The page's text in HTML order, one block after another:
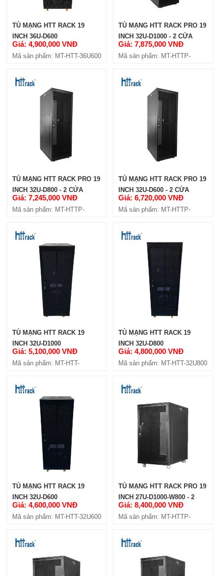
TỦ MẠNG HTT RACK 19
INCH 36U-D600
Giá: 4,900,000 VNĐ
Mã sản phẩm: MT-HTT-36U600
TỦ MẠNG HTT RACK PRO 19
INCH 32U-D1000 - 2 CỬA
HÔNG
Giá: 7,875,000 VNĐ
Mã sản phẩm: MT-HTTP-
TỦ MẠNG HTT RACK PRO 19
INCH 32U-D800 - 2 CỬA
HÔNG
Giá: 7,245,000 VNĐ
Mã sản phẩm: MT-HTTP-
TỦ MẠNG HTT RACK PRO 19
INCH 32U-D600 - 2 CỬA
HÔNG
Giá: 6,720,000 VNĐ
Mã sản phẩm: MT-HTTP-
TỦ MẠNG HTT RACK 19
INCH 32U-D1000
Giá: 5,100,000 VNĐ
Mã sản phẩm: MT-HTT-
TỦ MẠNG HTT RACK 19
INCH 32U-D800
Giá: 4,800,000 VNĐ
Mã sản phẩm: MT-HTT-32U800
TỦ MẠNG HTT RACK 19
INCH 32U-D600
Giá: 4,600,000 VNĐ
Mã sản phẩm: MT-HTT-32U600
TỦ MẠNG HTT RACK PRO 19
INCH 27U-D1000-W800 - 2
CỬA HÔNG
Giá: 8,400,000 VNĐ
Mã sản phẩm: MT-HTTP-